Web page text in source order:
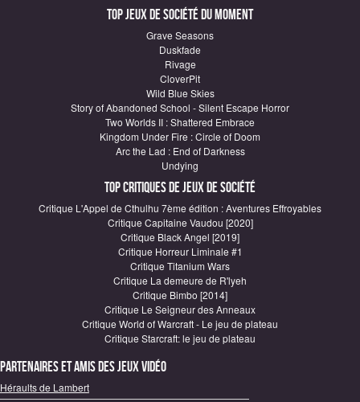
Top Jeux de société du moment
Grave Seasons
Duskfade
Rivage
CloverPit
Wild Blue Skies
Story of Abandoned School - Silent Escape Horror
Two Worlds II : Shattered Embrace
Kingdom Under Fire : Circle of Doom
Arc the Lad : End of Darkness
Undying
Top critiques de Jeux de société
Critique L'Appel de Cthulhu 7ème édition : Aventures Effroyables
Critique Capitaine Vaudou [2020]
Critique Black Angel [2019]
Critique Horreur Liminale #1
Critique Titanium Wars
Critique La demeure de R'lyeh
Critique Bimbo [2014]
Critique Le Seigneur des Anneaux
Critique World of Warcraft - Le jeu de plateau
Critique Starcraft: le jeu de plateau
Partenaires et amis des jeux vidéo
Héraults de Lambert